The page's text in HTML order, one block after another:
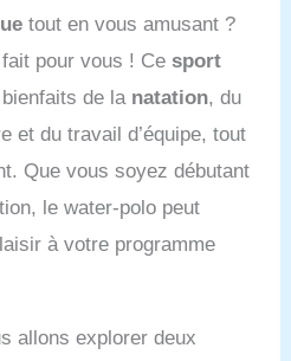
tout en vous amusant ?
pour vous ! Cesport
de la natation, du
et du travail d’équipe, tout
Que vous soyez débutant
le water-polo peut
à votre programme
allons explorer deux